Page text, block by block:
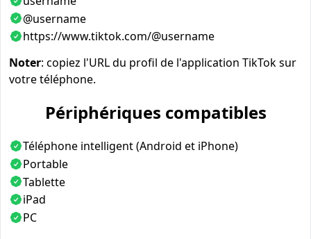
@username
https://www.tiktok.com/@username
Noter: copiez l'URL du profil de l'application TikTok sur
votre téléphone.
Périphériques compatibles
Téléphone intelligent (Android et iPhone)
Portable
Tablette
iPad
PC